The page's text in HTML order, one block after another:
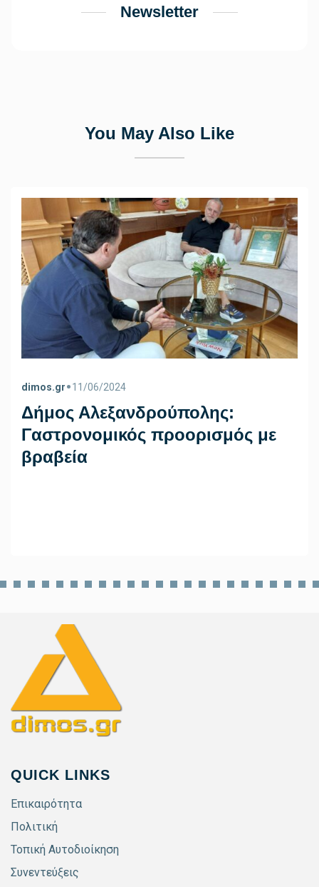
Newsletter
You May Also Like
dimos.gr•11/06/2024
Δήμος Αλεξανδρούπολης:
Γαστρονομικός προορισμός με
βραβεία
QUICK LINKS
Επικαιρότητα
Πολιτική
Τοπική Αυτοδιοίκηση
Συνεντεύξεις